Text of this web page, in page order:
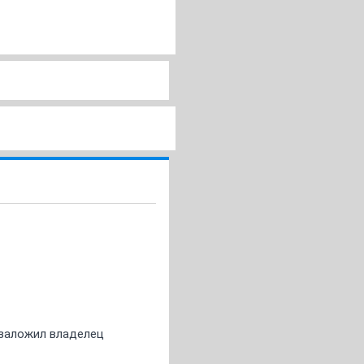
владелец